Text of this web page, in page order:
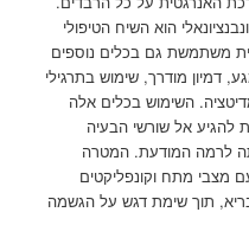
הוא השיח הטיפולי
משתמשת גם בכלים נוספים
דמיון מודרך, שימוש בתרגילי
השימוש בכלים אלה
להגיע אל שורשי הבעיה
לרמה המודעת. המטרה
מצבי מתח וקונפליקטים
תוך שימת דגש על הגשמה